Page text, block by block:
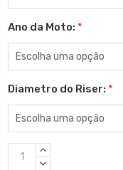
Ano da Moto: *
Diametro do Riser: *
EstoqueQUANTIDADE
CRESCENTE:
QUANTIDADE